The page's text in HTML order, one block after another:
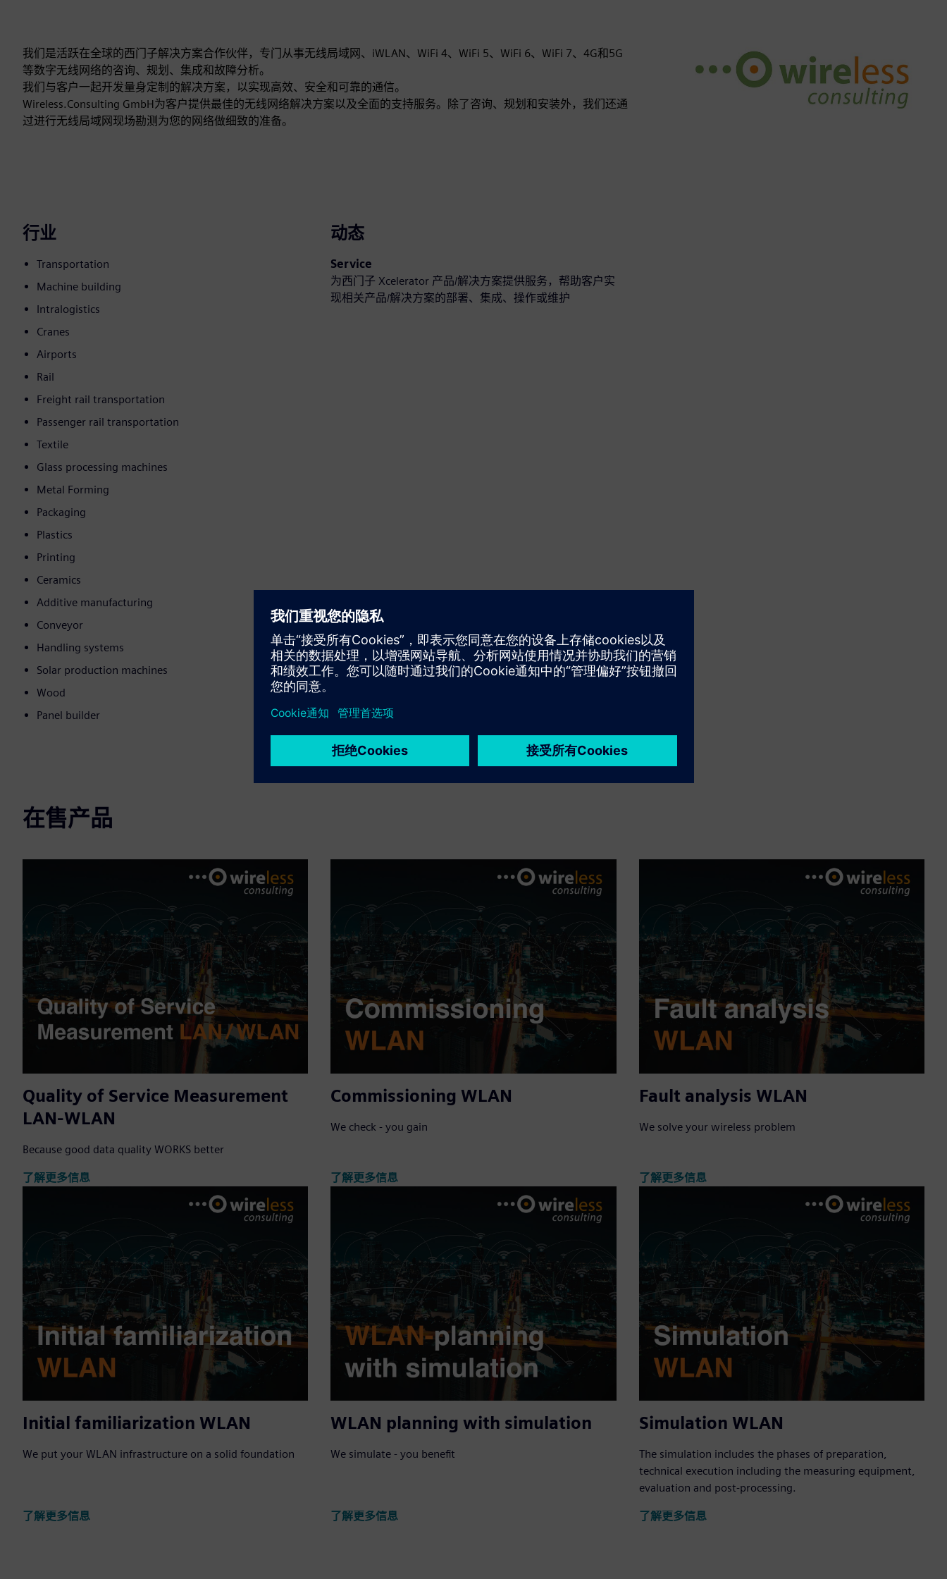
我们是活跃在全球的西门子解决方案合作伙伴，专门从事无线局域网、iWLAN、WiFi 4、WiFi 5、WiFi 6、WiFi 7、4G和5G
等数字无线网络的咨询、规划、集成和故障分析。
我们与客户一起开发量身定制的解决方案，以实现高效、安全和可靠的通信。
Wireless.Consulting GmbH为客户提供最佳的无线网络解决方案以及全面的支持服务。除了咨询、规划和安装外，我们还通
过进行无线局域网现场勘测为您的网络做细致的准备。
行业
Transportation
Machine building
Intralogistics
Cranes
Airports
Rail
Freight rail transportation
Passenger rail transportation
Textile
Glass processing machines
Metal Forming
Packaging
Plastics
Printing
Ceramics
Additive manufacturing
Conveyor
Handling systems
Solar production machines
Wood
Panel builder
动态
Service
为西门子 Xcelerator 产品/解决方案提供服务，帮助客户实
现相关产品/解决方案的部署、集成、操作或维护
在售产品
Quality of Service Measurement
LAN-WLAN
Because good data quality WORKS better
了解更多信息
Commissioning WLAN
We check - you gain
了解更多信息
Fault analysis WLAN
We solve your wireless problem
了解更多信息
Initial familiarization WLAN
We put your WLAN infrastructure on a solid foundation
了解更多信息
WLAN planning with simulation
We simulate - you benefit
了解更多信息
Simulation WLAN
The simulation includes the phases of preparation,
technical execution including the measuring equipment,
evaluation and post-processing.
了解更多信息